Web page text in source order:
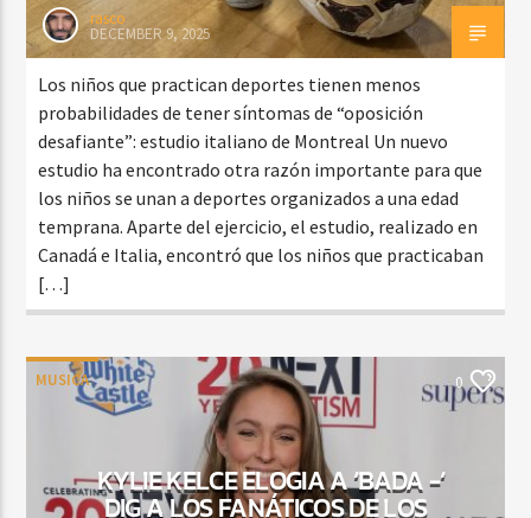
rasco
DECEMBER 9, 2025
Los niños que practican deportes tienen menos
probabilidades de tener síntomas de “oposición
desafiante”: estudio italiano de Montreal Un nuevo
estudio ha encontrado otra razón importante para que
los niños se unan a deportes organizados a una edad
temprana. Aparte del ejercicio, el estudio, realizado en
Canadá e Italia, encontró que los niños que practicaban
[…]
MUSICA 0
KYLIE KELCE ELOGIA A ‘BADA -‘
DIG A LOS FANÁTICOS DE LOS